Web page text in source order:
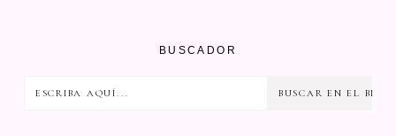
BUSCADOR